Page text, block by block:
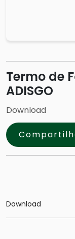
Termo de
ADISGO
Download
Download